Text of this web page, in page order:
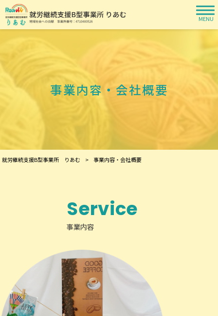
MENU
事業内容・会社概要
就労継続支援B型事業所 りあむ > 事業内容・会社概要
Service
事業内容